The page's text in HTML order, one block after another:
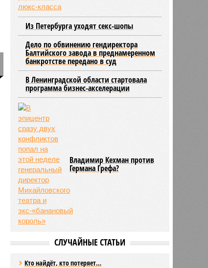
Из Петербурга уходят секс-шопы
Дело по обвинению гендиректора
Балтийского завода в преднамеренном
банкротстве передано в суд
В Ленинградской области стартовала
программа бизнес-акселерации
Владимир Кехман против
Германа Грефа?
СЛУЧАЙНЫЕ СТАТЬИ
Кто найдёт, кто потеряет…